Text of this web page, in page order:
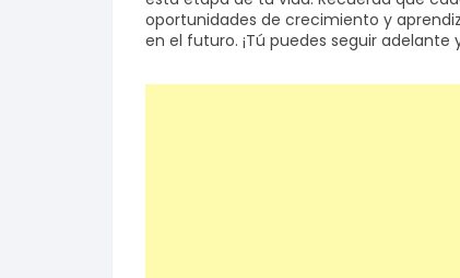
oportunidades de crecimiento y
en el futuro. ¡Tú puedes seguir